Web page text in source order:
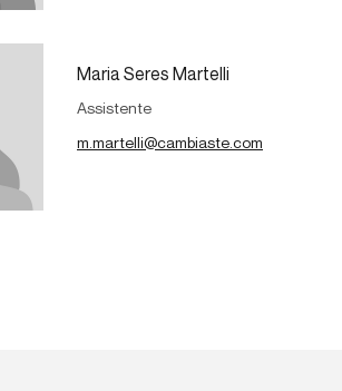
Maria Seres Martelli
Assistente
m.martelli@cambiaste.com